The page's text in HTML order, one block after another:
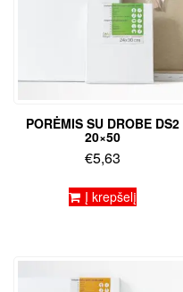
PORĖMIS SU DROBE DS2
20×50
€5,63
Į krepšelį